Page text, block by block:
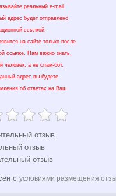
реальный e-mail
адрес будет отправлено
ссылкой.
на сайте только после
ссылке. Нам важно знать,
человек, а не спам-бот.
адрес вы будете
об ответах на Ваш
отзыв
отзыв
отзыв
с условиями размещения